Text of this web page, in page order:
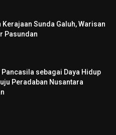
Kerajaan Sunda Galuh, Warisan
Pasundan
Pancasila sebagai Daya Hidup
Peradaban Nusantara